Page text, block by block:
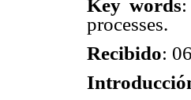
Key words
processes.
Recibido: